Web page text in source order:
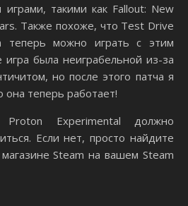
такими как Fallout: New
Также похоже, что Test Drive
теперь можно играть с этим
была неиграбельной из-за
но после этого патча я
она теперь работает!
Experimental должно
Если нет, просто найдите
Steam на вашем Steam